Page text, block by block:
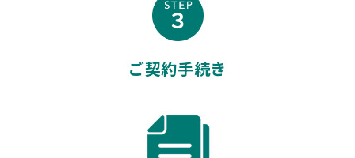
ご契約手続き